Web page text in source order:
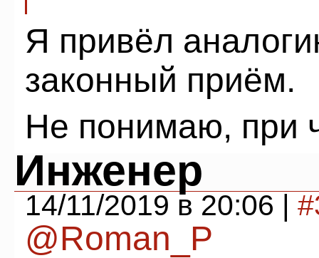
Я привёл
законный приём.
Не понимаю, при
Инженер
14/11/2019 в 20:06 |
@Roman_P